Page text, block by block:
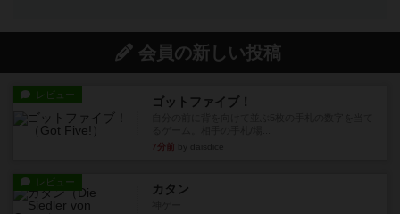
会員の新しい投稿
レビュー ゴットファイブ！
7分前
レビュー カタン